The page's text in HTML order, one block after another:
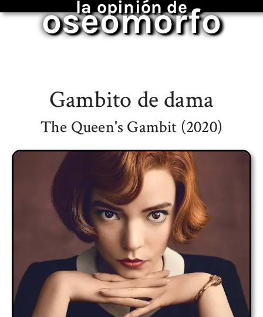
la opinión de
oseomorfo
Gambito de dama
The Queen's Gambit (2020)